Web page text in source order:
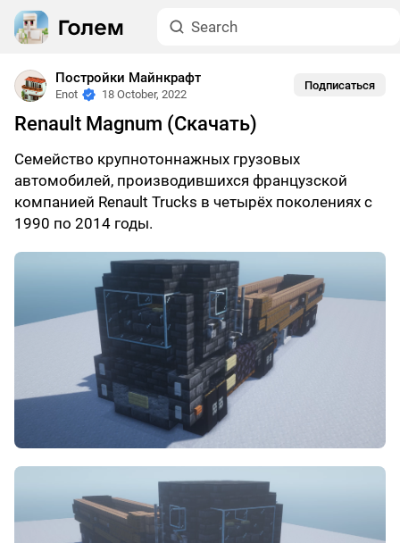
Постройки Майнкрафт
Enot 18 October, 2022
Подписаться
Renault Magnum (Скачать)
Семейство крупнотоннажных грузовых
автомобилей, производившихся французской
компанией Renault Trucks в четырёх поколениях с
1990 по 2014 годы.